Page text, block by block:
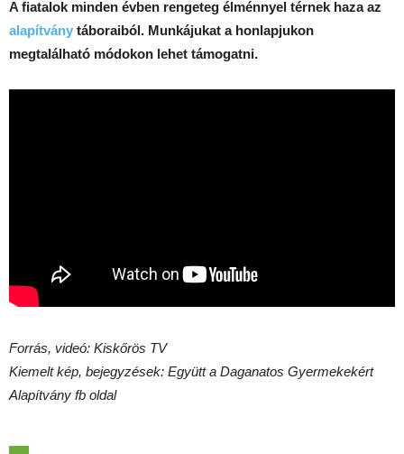
A fiatalok minden évben rengeteg élménnyel térnek haza az
alapítvány táboraiból. Munkájukat a honlapjukon
megtalálható módokon lehet támogatni.
Forrás, videó: Kiskőrös TV
Kiemelt kép, bejegyzések: Együtt a Daganatos Gyermekekért
Alapítvány fb oldal